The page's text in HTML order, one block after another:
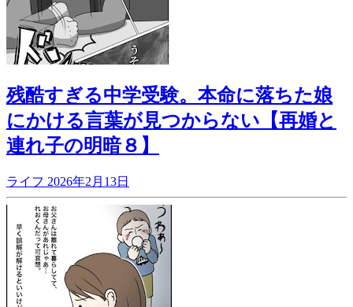
残酷すぎる中学受験。本命に落ちた娘
にかける言葉が見つからない【再婚と
連れ子の明暗８】
ライフ 2026年2月13日